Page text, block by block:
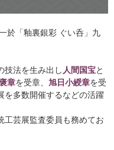
於「釉裏銀彩 ぐい呑」九
技法を生み出し人間国宝と
章を受章、 旭日小綬章を受
を多数開催するなどの活躍
工芸展監査委員も務めてお